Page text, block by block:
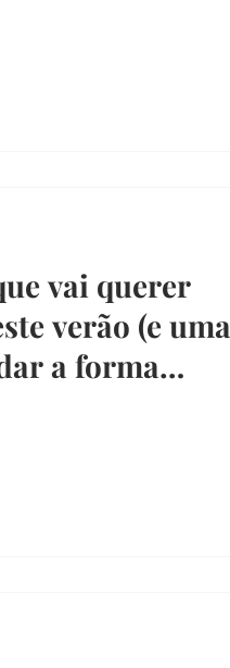
vai querer
verão (e uma
a forma